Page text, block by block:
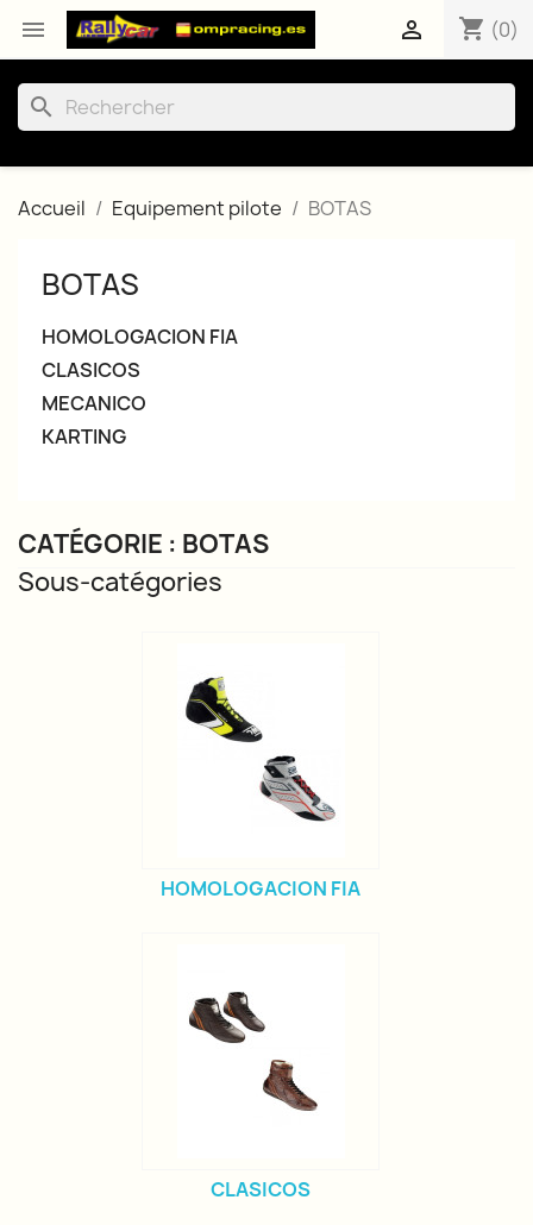
 shopping_cart (0)

search
Accueil Equipement pilote BOTAS
BOTAS
HOMOLOGACION FIA
CLASICOS
MECANICO
KARTING
CATÉGORIE : BOTAS
Sous-catégories
HOMOLOGACION FIA
CLASICOS